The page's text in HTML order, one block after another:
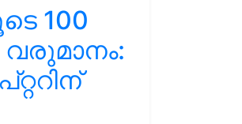
100